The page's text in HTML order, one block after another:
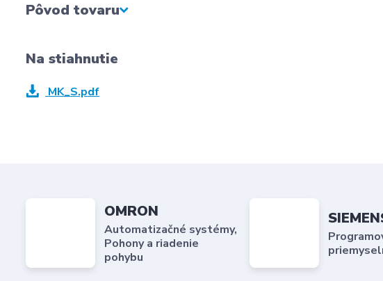
Pôvod tovaru
Na stiahnutie
MK_S.pdf
OMRON
Automatizačné systémy,
Pohony a riadenie
pohybu